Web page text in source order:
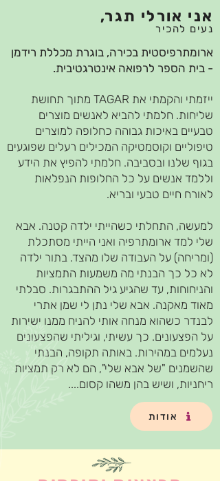
אני אורלי תגר,
נעים להכיר
ארומתרפיסטית בכירה, בוגרת מכללת רידמן
- בית הספר לרפואה אינטרגטיבית.
ייזמתי והקמתי את TAGAR מתוך תחושת
שליחות. חלמתי להביא לאנשים מוצרים
טבעיים באיכות גבוהה כחלופה למוצרים
טיפוליים וקוסמטיקה המכילים רעלים שפוגעים
בגוף שלנו ובסביבה. חלמתי להפיץ את הידע
וללמד אנשים על כל החלופות הנפלאות
לאורח חיים טבעי ובריא.
למעשה, התחלתי כשהייתי ילדה קטנה. אבא
שלי למד ארומתרפיה ואני הייתי מסתכלת
(ומריחה) על העבודה שלו מהצד. בתור ילדה
לא כל כך הבנתי מה משמעות התמציות
והניחוחות, עד שהגיע גיל ההתבגרות. סבלתי
מאוד מאקנה. אבא שלי נתן לי שמן אתרי
לבנדר כשהוא מנחה אותי להניח ממנו ישירות
על הפצעונים. כך עשיתי, וגיליתי שהפצעונים
נעלמים במהירות. באותה תקופה, הבנתי
שהשמנים "של אבא שלי", הם לא רק תמציות
ריחניות, ושיש בהן משהו קסום....
אודות